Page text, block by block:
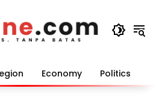
Economy Politics